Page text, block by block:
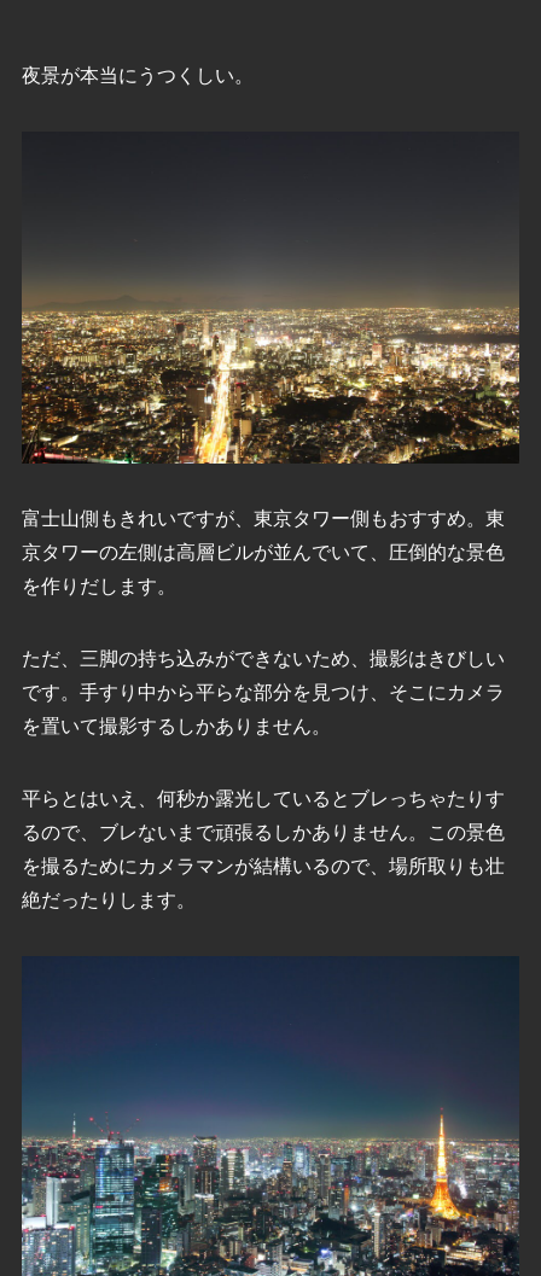
夜景が本当にうつくしい。
富士山側もきれいですが、東京タワー側もおすすめ。東
京タワーの左側は高層ビルが並んでいて、圧倒的な景色
を作りだします。
ただ、三脚の持ち込みができないため、撮影はきびしい
です。手すり中から平らな部分を見つけ、そこにカメラ
を置いて撮影するしかありません。
平らとはいえ、何秒か露光しているとブレっちゃたりす
るので、ブレないまで頑張るしかありません。この景色
を撮るためにカメラマンが結構いるので、場所取りも壮
絶だったりします。